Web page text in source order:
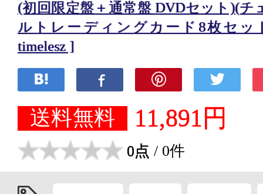
(初回限定盤＋通常盤 DVDセット)(チ
ルトレーディングカード8枚セッ
timelesz ]
送料無料 11,891円
0点 / 0件